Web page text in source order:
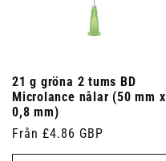
21 g gröna 2 tums BD
Microlance nålar (50 mm x
0,8 mm)
Ordinarie
pris
Från £4.86 GBP